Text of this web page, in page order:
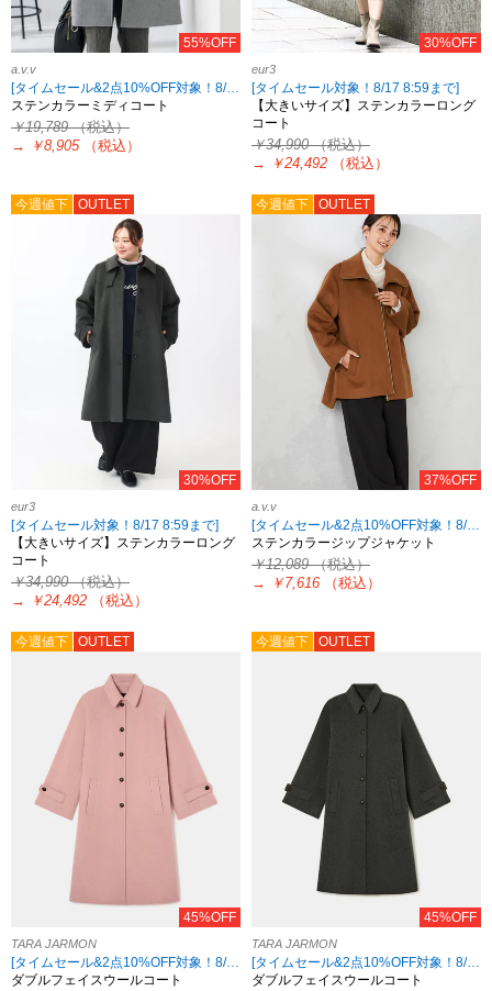
55%OFF
a.v.v
[タイムセール&2点10%OFF対象！8/17 8:59まで]
ステンカラーミディコート
￥19,789（税込）
→
￥8,905 （税込）
30%OFF
eur3
[タイムセール対象！8/17 8:59まで]
【大きいサイズ】ステンカラーロング
コート
￥34,990（税込）
→
￥24,492 （税込）
今週値下 OUTLET
30%OFF
eur3
[タイムセール対象！8/17 8:59まで]
【大きいサイズ】ステンカラーロング
コート
￥34,990（税込）
→
￥24,492 （税込）
今週値下 OUTLET
37%OFF
a.v.v
[タイムセール&2点10%OFF対象！8/17 8:59まで]
ステンカラージップジャケット
￥12,089（税込）
→
￥7,616 （税込）
今週値下 OUTLET
45%OFF
TARA JARMON
[タイムセール&2点10%OFF対象！8/17 8:59まで アウトレット限定]
ダブルフェイスウールコート
今週値下 OUTLET
45%OFF
TARA JARMON
[タイムセール&2点10%OFF対象！8/17 8:59まで アウトレット限定]
ダブルフェイスウールコート